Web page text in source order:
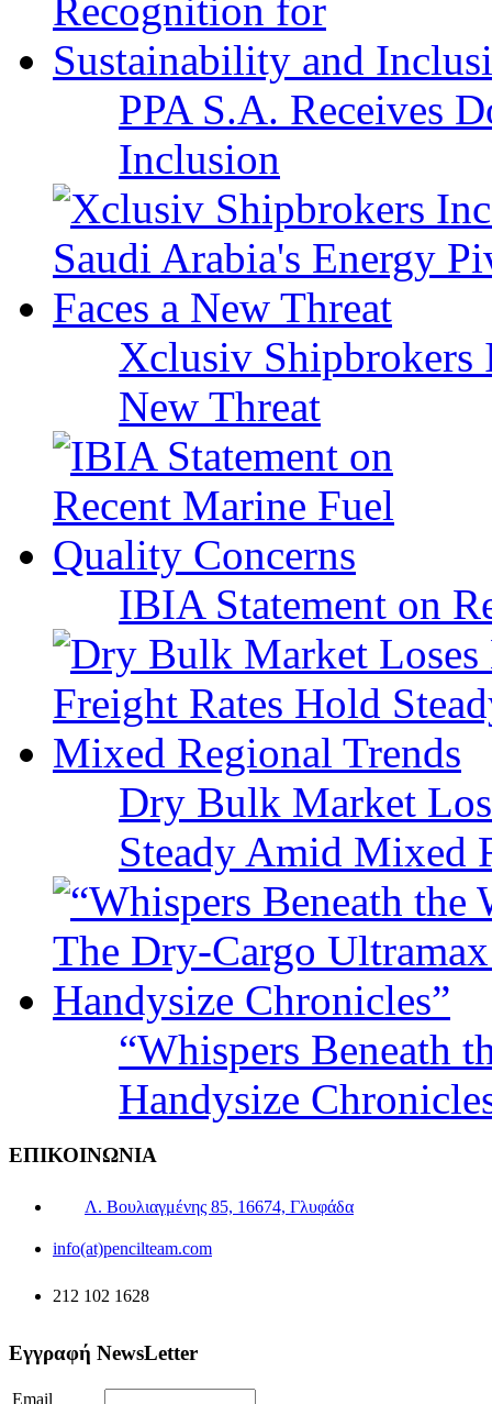
PPA S.A. Receives
Inclusion
Xclusiv Shipbrokers
New Threat
IBIA Statement on
Dry Bulk Market
Steady Amid Mixed
“Whispers Beneath
Handysize
ΕΠΙΚΟΙΝΩΝΙΑ
Λ. Βουλιαγμένης 85, 16674, Γλυφάδα
info(at)pencilteam.com
212 102 1628
Εγγραφή NewsLetter
Email